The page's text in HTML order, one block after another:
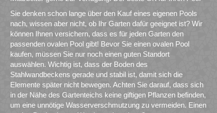
Sie denken schon lange über den Kauf eines eigenen Pools
nach, wissen aber nicht, ob Ihr Garten dafür geeignet ist? Wir
können Ihnen versichern, dass es für jeden Garten den
passenden ovalen Pool gibt! Bevor Sie einen ovalen Pool
kaufen, müssen Sie nur noch einen guten Standort
auswählen. Wichtig ist, dass der Boden des
Stahlwandbeckens gerade und stabil ist, damit sich die
Elemente später nicht bewegen. Achten Sie darauf, dass sich
in der Nähe des Gartenteichs keine giftigen Pflanzen befinden,
um eine unnötige Wasserverschmutzung zu vermeiden. Einen